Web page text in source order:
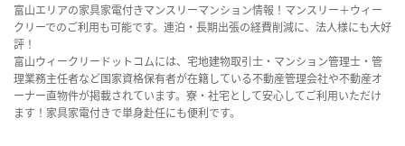
富山エリアの家具家電付きマンスリーマンション情報！マンスリー＋ウィー
クリーでのご利用も可能です。連泊・長期出張の経費削減に、法人様にも大好
評！
富山ウィークリードットコムには、宅地建物取引士・マンション管理士・管
理業務主任者など国家資格保有者が在籍している不動産管理会社や不動産オ
ーナー直物件が掲載されています。寮・社宅として安心してご利用いただけ
ます！家具家電付きで単身赴任にも便利です。